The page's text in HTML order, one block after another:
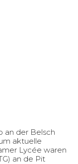
an der Belsch
aktuelle
Lycée waren
an de Pit